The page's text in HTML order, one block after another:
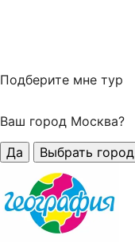
Подберите мне тур
Ваш город Москва?
Да
Выбрать город